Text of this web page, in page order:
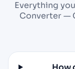
Everything
Converter —